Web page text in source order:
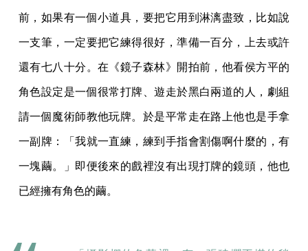
前，如果有一個小道具，要把它用到淋漓盡致，比如說
一支筆，一定要把它練得很好，準備一百分，上去或許
還有七八十分。在《鏡子森林》開拍前，他看侯方平的
角色設定是一個很常打牌、遊走於黑白兩道的人，劇組
請一個魔術師教他玩牌。於是平常走在路上他也是手拿
一副牌：「我就一直練，練到手指會割傷啊什麼的，有
一塊繭。」即便後來的戲裡沒有出現打牌的鏡頭，他也
已經擁有角色的繭。